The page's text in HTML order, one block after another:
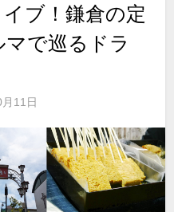
ブ！鎌倉の定
で巡るドラ
11日